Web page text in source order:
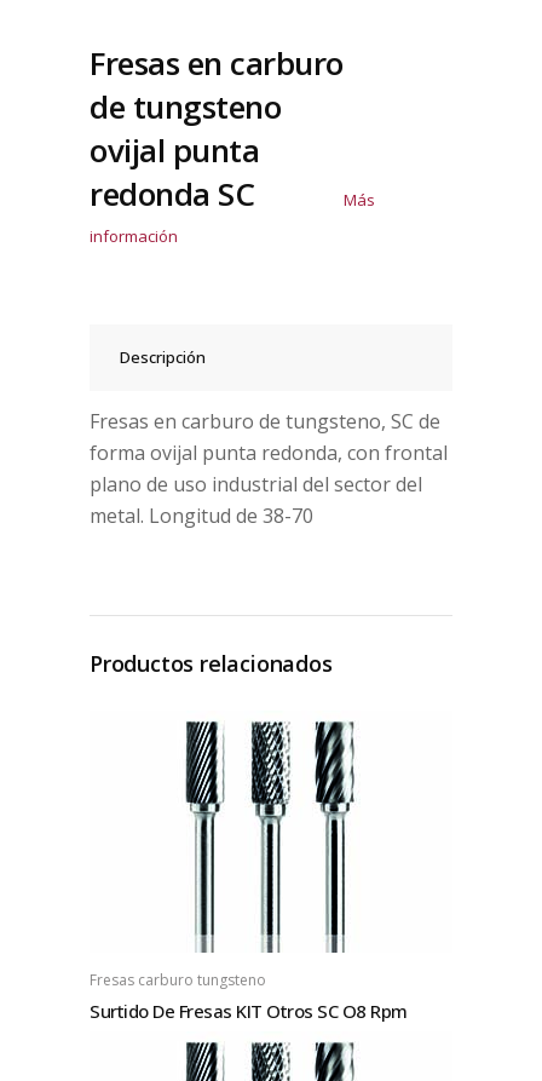
Fresas en carburo
de tungsteno
ovijal punta
redonda SC
Más
información
Descripción
Fresas en carburo de tungsteno, SC de
forma ovijal punta redonda, con frontal
plano de uso industrial del sector del
metal. Longitud de 38-70
Productos relacionados
Fresas carburo tungsteno
Surtido De Fresas KIT Otros SC O8 Rpm